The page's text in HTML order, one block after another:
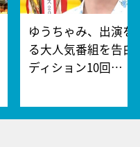
ゆうちゃみ、出演を
る大人気番組を告白
ディション10回…